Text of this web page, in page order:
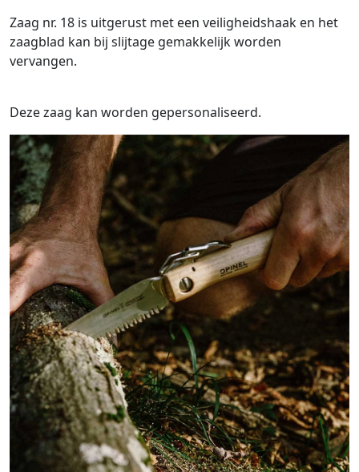
Zaag nr. 18 is uitgerust met een veiligheidshaak en het
zaagblad kan bij slijtage gemakkelijk worden
vervangen.
Deze zaag kan worden gepersonaliseerd.